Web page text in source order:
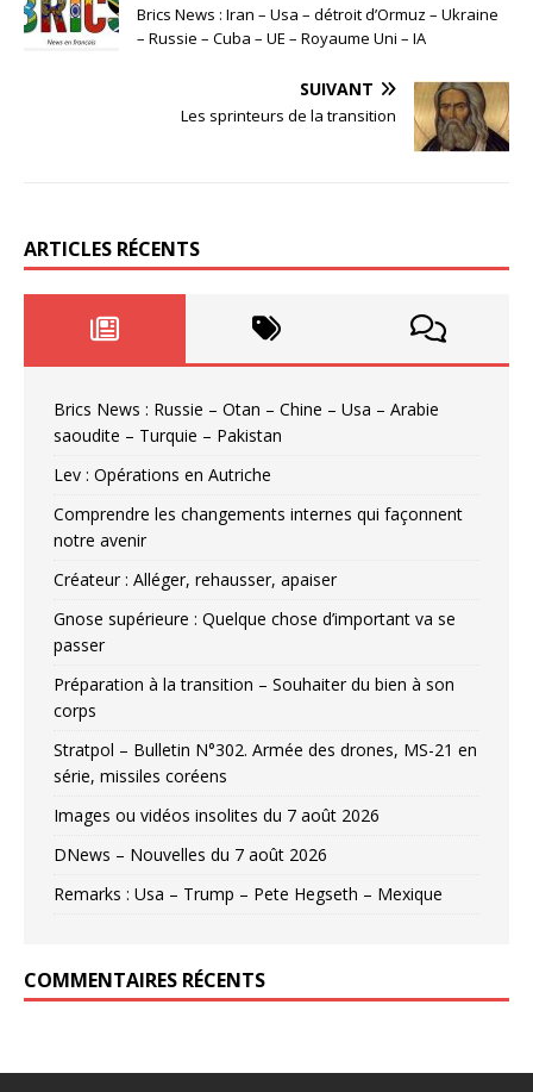
Brics News : Iran – Usa – détroit d’Ormuz – Ukraine
– Russie – Cuba – UE – Royaume Uni – IA
SUIVANT
Les sprinteurs de la transition
ARTICLES RÉCENTS
Brics News : Russie – Otan – Chine – Usa – Arabie
saoudite – Turquie – Pakistan
Lev : Opérations en Autriche
Comprendre les changements internes qui façonnent
notre avenir
Créateur : Alléger, rehausser, apaiser
Gnose supérieure : Quelque chose d’important va se
passer
Préparation à la transition – Souhaiter du bien à son
corps
Stratpol – Bulletin N°302. Armée des drones, MS-21 en
série, missiles coréens
Images ou vidéos insolites du 7 août 2026
DNews – Nouvelles du 7 août 2026
Remarks : Usa – Trump – Pete Hegseth – Mexique
COMMENTAIRES RÉCENTS